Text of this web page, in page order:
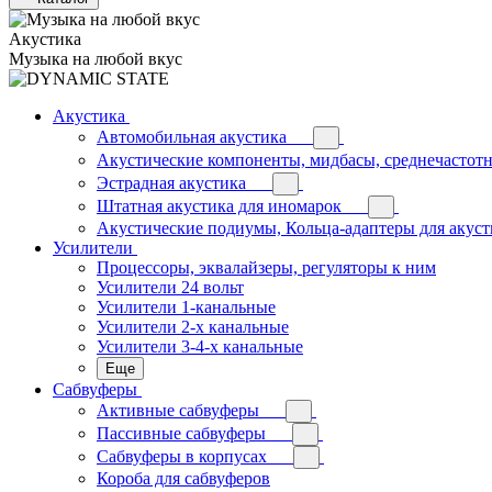
Акустика
Музыка на любой вкус
Акустика
Автомобильная акустика
Акустические компоненты, мидбасы,
Эстрадная акустика
Штатная акустика для иномарок
Акустические подиумы, Кольца-адаптеры для
Усилители
Процессоры, эквалайзеры, регуляторы к ним
Усилители 24 вольт
Усилители 1-канальные
Усилители 2-х канальные
Усилители 3-4-х канальные
Еще
Сабвуферы
Активные сабвуферы
Пассивные сабвуферы
Сабвуферы в корпусах
Короба для сабвуферов